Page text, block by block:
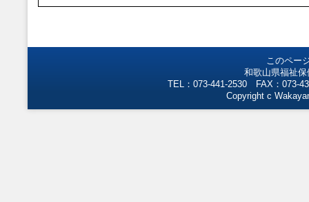
このペー
和歌山県福祉
TEL：073-441-2530 FAX：073-
Copyright c